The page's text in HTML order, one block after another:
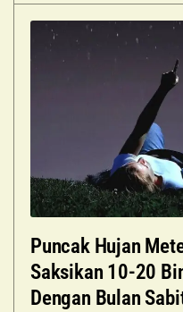
Puncak Hujan
Saksikan 10-20
Dengan Bulan